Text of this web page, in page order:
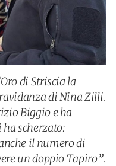
di Striscia la
di Nina Zilli.
Biggio e ha
scherzato:
il numero di
un doppio Tapiro”.